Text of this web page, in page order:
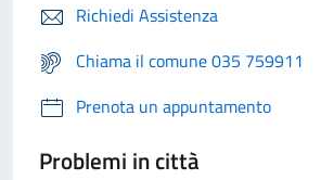
Richiedi Assistenza
Chiama il comune 035 759911
Prenota un appuntamento
Problemi in città